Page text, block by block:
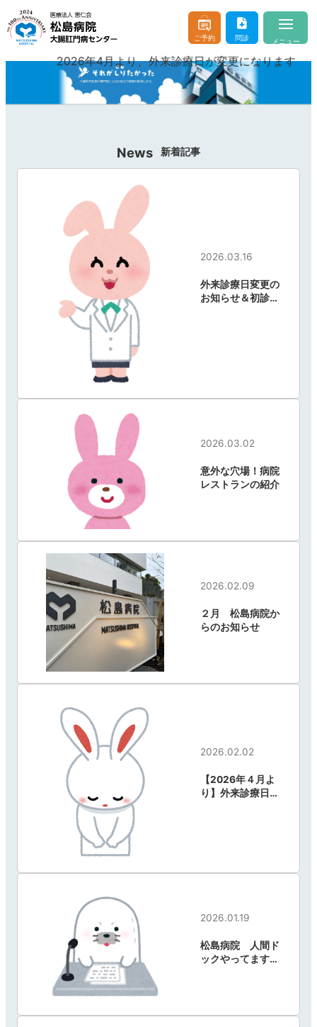
ご予約 問診 メニュー
当院について About
Consultation
入院・お見舞い Hospitalization
はじめての方へ For beginner client
お問い合わせ
よくあるご質問
交通アクセス
2026年4月より、外来診療日が変更になります
News 新着記事
2026.03.16
外来診療日変更の
お知らせ＆初診の
2026.03.02
意外な穴場！病院
レストランの紹介
2026.02.09
２月 松島病院か
らのお知らせ
2026.02.02
【2026年４月よ
り】外来診療日変
2026.01.19
松島病院 人間ド
ックやってます。